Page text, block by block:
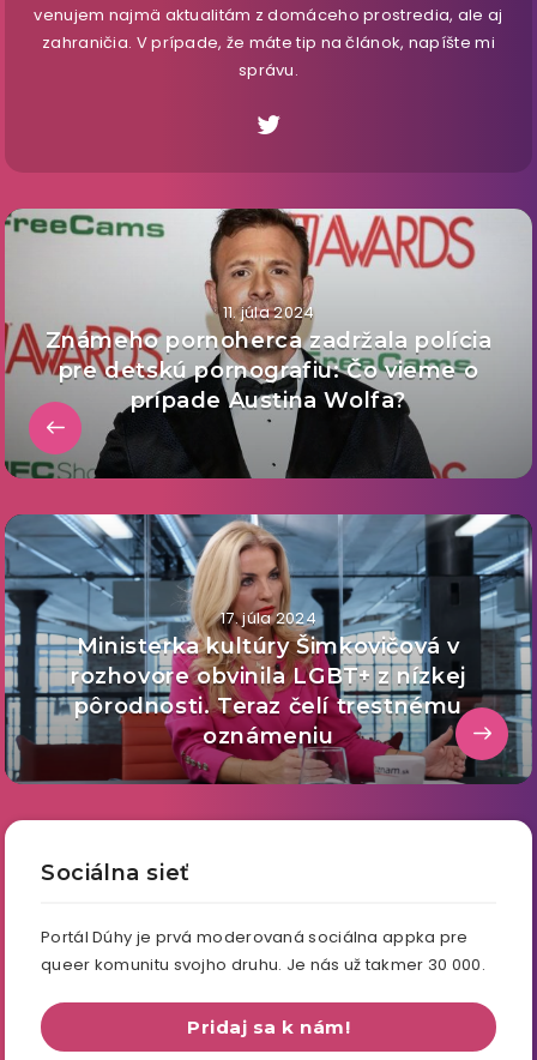
venujem najmä aktualitám z domáceho prostredia, ale aj
zahraničia. V prípade, že máte tip na článok, napíšte mi
správu.
11. júla 2024
Známeho pornoherca zadržala polícia
pre detskú pornografiu: Čo vieme o
prípade Austina Wolfa?
17. júla 2024
Ministerka kultúry Šimkovičová v
rozhovore obvinila LGBT+ z nízkej
pôrodnosti. Teraz čelí trestnému
oznámeniu
Sociálna sieť
Portál Dúhy je prvá moderovaná sociálna appka pre
queer komunitu svojho druhu. Je nás už takmer 30 000.
Pridaj sa k nám!